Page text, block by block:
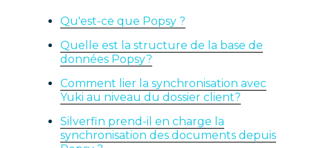
Qu'est-ce que Popsy ?
Quelle est la structure de la base de
données Popsy?
Comment lier la synchronisation avec
Yuki au niveau du dossier client?
Silverfin prend-il en charge la
synchronisation des documents depuis